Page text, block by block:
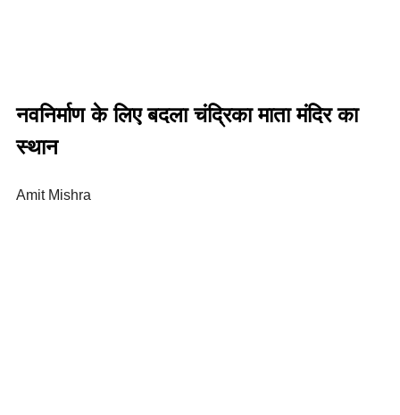
नवनिर्माण के लिए बदला चंद्रिका माता मंदिर का
स्थान
Amit Mishra